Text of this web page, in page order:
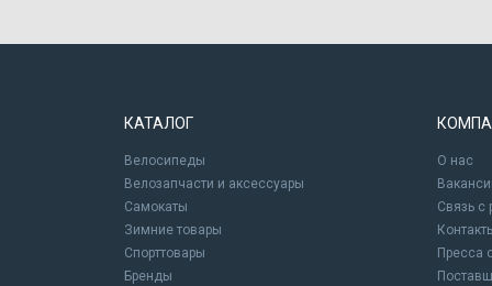
КАТАЛОГ
Велосипеды
Велозапчасти и аксессуары
Самокаты
Зимние товары
Спорттовары
Бренды
О нас
Связь с
Пресса